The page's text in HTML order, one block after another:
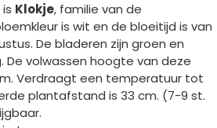
Klokje, familie van de
is wit en de bloeitijd is van
De bladeren zijn groen en
De volwassen hoogte van deze
Verdraagt een temperatuur tot
plantafstand is 33 cm. (7-9 st.